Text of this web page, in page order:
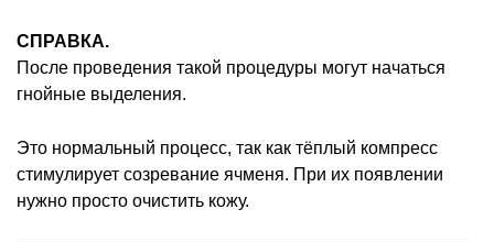
СПРАВКА.
После проведения такой процедуры могут начаться
гнойные выделения.
Это нормальный процесс, так как тёплый компресс
стимулирует созревание ячменя. При их появлении
нужно просто очистить кожу.